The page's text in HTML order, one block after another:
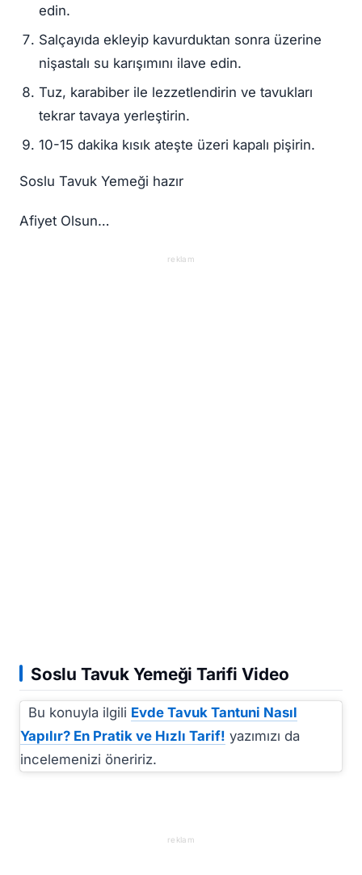
edin.
Salçayıda ekleyip kavurduktan sonra üzerine
nişastalı su karışımını ilave edin.
Tuz, karabiber ile lezzetlendirin ve tavukları
tekrar tavaya yerleştirin.
10-15 dakika kısık ateşte üzeri kapalı pişirin.
Soslu Tavuk Yemeği hazır
Afiyet Olsun…
reklam
Soslu Tavuk Yemeği Tarifi Video
Bu konuyla ilgili Evde Tavuk Tantuni Nasıl
Yapılır? En Pratik ve Hızlı Tarif! yazımızı da
incelemenizi öneririz.
reklam